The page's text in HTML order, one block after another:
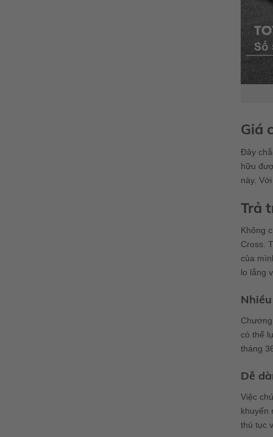
Giá
Đây
hữu
này.
Trả
Không
Cross.
của
lo lắng
có thể
tháng
Dễ
Việc
khuyến
thủ tục